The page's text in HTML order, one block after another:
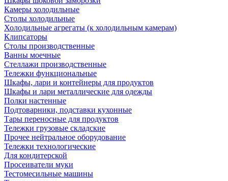
Камеры холодильные
Столы холодильные
Холодильные агрегаты (к холодильным камерам)
Клипсаторы
Столы производственные
Ванны моечные
Стеллажи производственные
Тележки функциональные
Шкафы, лари и контейнеры для продуктов
Шкафы и лари металлические для одежды
Полки настенные
Подтоварники, подставки кухонные
Тары переносные для продуктов
Тележки грузовые складские
Прочее нейтральное оборудование
Тележки технологические
Для кондитерской
Просеиватели муки
Тестомесильные машины